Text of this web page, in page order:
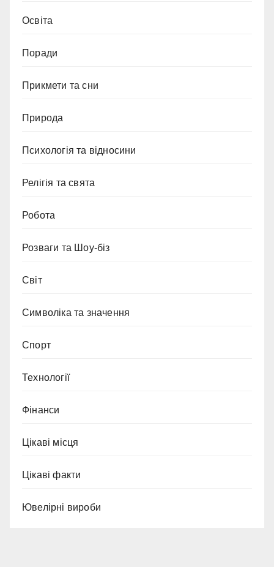
Освіта
Поради
Прикмети та сни
Природа
Психологія та відносини
Релігія та свята
Робота
Розваги та Шоу-біз
Світ
Символіка та значення
Спорт
Технології
Фінанси
Цікаві місця
Цікаві факти
Ювелірні вироби